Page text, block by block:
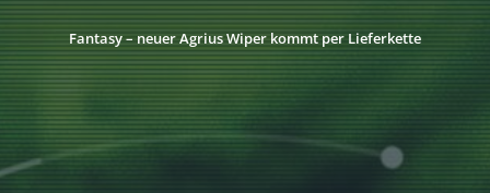
Fantasy – neuer Agrius Wiper kommt per Lieferkette